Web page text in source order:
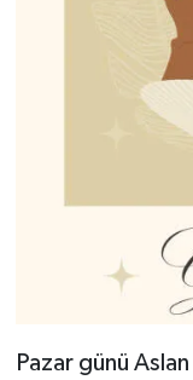
Pazar günü